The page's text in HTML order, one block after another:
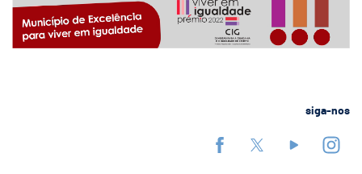
siga-nos